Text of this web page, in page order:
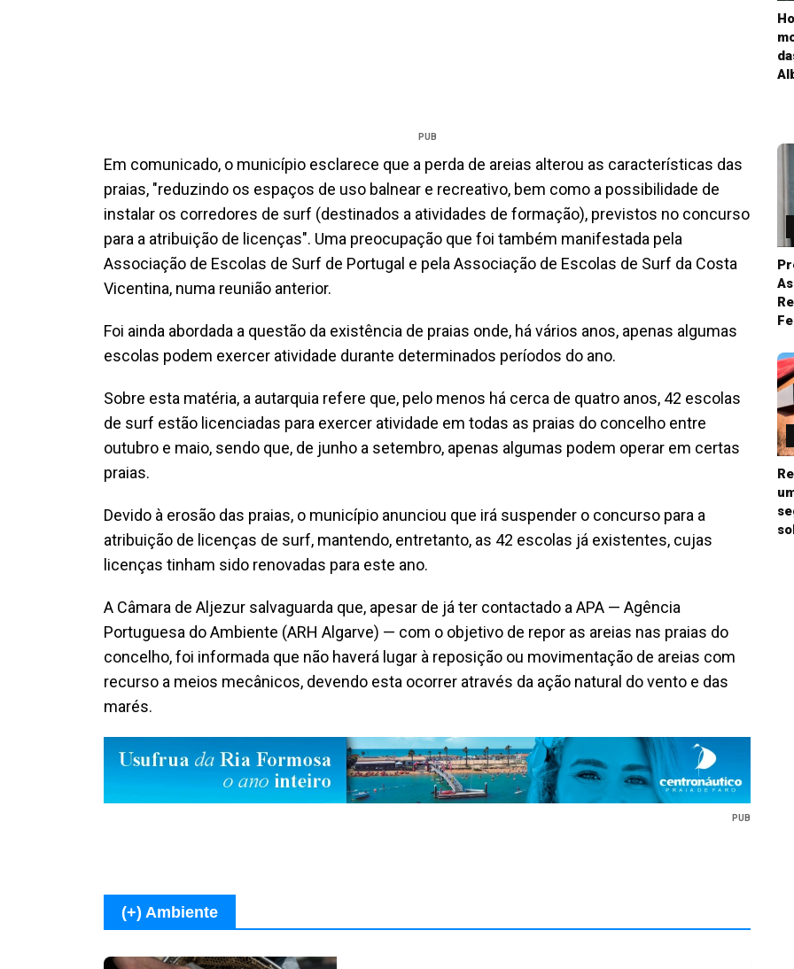
PUB
Em comunicado, o município esclarece que a perda de areias alterou as características das
praias, "reduzindo os espaços de uso balnear e recreativo, bem como a possibilidade de
instalar os corredores de surf (destinados a atividades de formação), previstos no concurso
para a atribuição de licenças". Uma preocupação que foi também manifestada pela
Associação de Escolas de Surf de Portugal e pela Associação de Escolas de Surf da Costa
Vicentina, numa reunião anterior.
Foi ainda abordada a questão da existência de praias onde, há vários anos, apenas algumas
escolas podem exercer atividade durante determinados períodos do ano.
Sobre esta matéria, a autarquia refere que, pelo menos há cerca de quatro anos, 42 escolas
de surf estão licenciadas para exercer atividade em todas as praias do concelho entre
outubro e maio, sendo que, de junho a setembro, apenas algumas podem operar em certas
praias.
Devido à erosão das praias, o município anunciou que irá suspender o concurso para a
atribuição de licenças de surf, mantendo, entretanto, as 42 escolas já existentes, cujas
licenças tinham sido renovadas para este ano.
A Câmara de Aljezur salvaguarda que, apesar de já ter contactado a APA — Agência
Portuguesa do Ambiente (ARH Algarve) — com o objetivo de repor as areias nas praias do
concelho, foi informada que não haverá lugar à reposição ou movimentação de areias com
recurso a meios mecânicos, devendo esta ocorrer através da ação natural do vento e das
marés.
PUB
(+) Ambiente